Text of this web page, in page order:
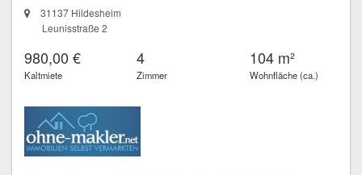
31137 Hildesheim
Leunisstraße 2
980,00 €
Kaltmiete
4
Zimmer
104 m²
Wohnfläche (ca.)